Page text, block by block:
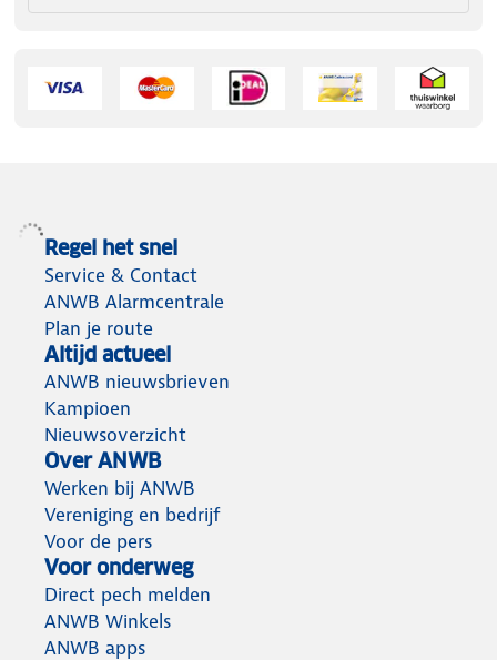
Regel het snel
Service & Contact
ANWB Alarmcentrale
Plan je route
Altijd actueel
ANWB nieuwsbrieven
Kampioen
Nieuwsoverzicht
Over ANWB
Werken bij ANWB
Vereniging en bedrijf
Voor de pers
Voor onderweg
Direct pech melden
ANWB Winkels
ANWB apps